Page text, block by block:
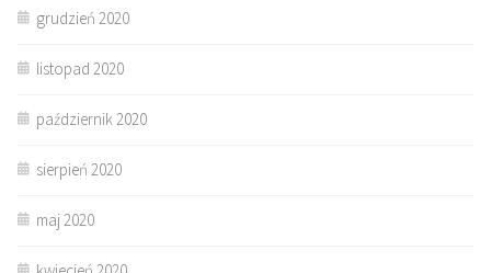
grudzień 2020
listopad 2020
październik 2020
sierpień 2020
maj 2020